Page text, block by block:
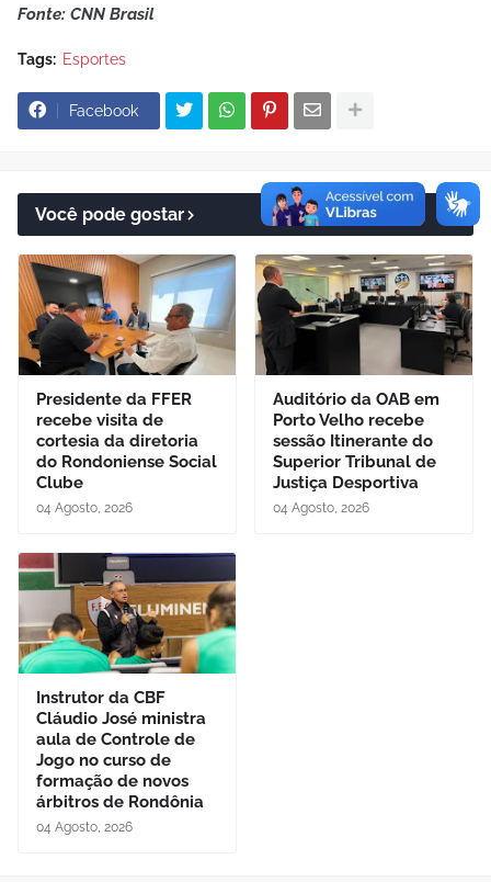
Fonte: CNN Brasil
Tags: Esportes
Facebook
Você pode gostar
Presidente da FFER
recebe visita de
cortesia da diretoria
do Rondoniense Social
Clube
04 Agosto, 2026
Auditório da OAB em
Porto Velho recebe
sessão Itinerante do
Superior Tribunal de
Justiça Desportiva
04 Agosto, 2026
Instrutor da CBF
Cláudio José ministra
aula de Controle de
Jogo no curso de
formação de novos
árbitros de Rondônia
04 Agosto, 2026